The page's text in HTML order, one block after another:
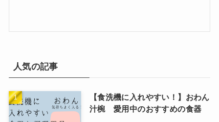
人気の記事
【食洗機に入れやすい！】おわん
汁椀 愛用中のおすすめの食器